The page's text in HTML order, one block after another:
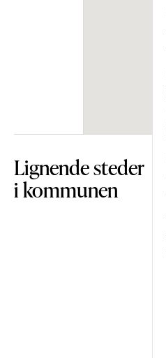
Lignende steder
i kommunen